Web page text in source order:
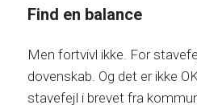
Find en balance
Men fortvivl ikke. For
dovenskab. Og det er ikke
stavefejl i brevet fra